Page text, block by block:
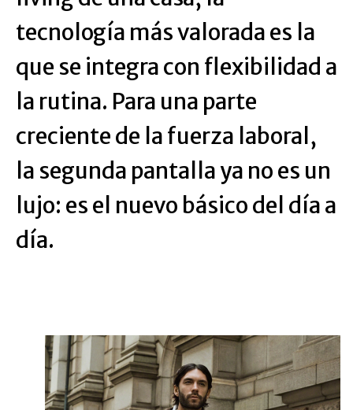
tecnología más valorada es la
que se integra con flexibilidad a
la rutina. Para una parte
creciente de la fuerza laboral,
la segunda pantalla ya no es un
lujo: es el nuevo básico del día a
día.